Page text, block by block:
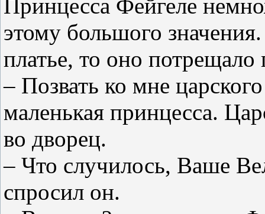
Принцесса Фейгеле
этому большого
платье, то оно
– Позвать ко мне
маленькая принцесса.
во дворец.
– Что случилось, Ваше
спросил он.